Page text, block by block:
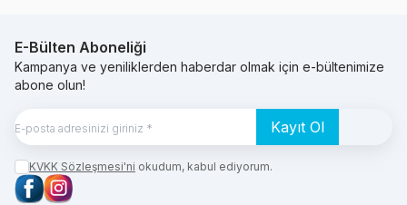
E-Bülten Aboneliği
Kampanya ve yeniliklerden haberdar olmak için e-bültenimize
abone olun!
Kayıt Ol
KVKK Sözleşmesi'ni okudum, kabul ediyorum.
Facebook
Instagram